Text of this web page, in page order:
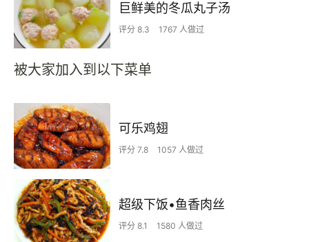
巨鲜美的冬瓜丸子汤
评分 8.3 1767 人做过
被大家加入到以下菜单
可乐鸡翅
评分 7.8 1057 人做过
超级下饭•鱼香肉丝
评分 8.1 1580 人做过